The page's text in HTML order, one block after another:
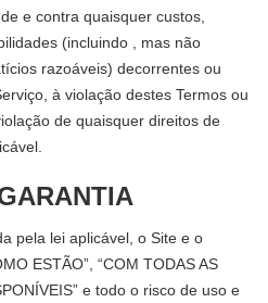
e contra quaisquer custos,
(incluindo , mas não
razoáveis) decorrentes ou
à violação destes Termos ou
de quaisquer direitos de
pela lei aplicável, o Site e o
ESTÃO”, “COM TODAS AS
e todo o risco de uso e